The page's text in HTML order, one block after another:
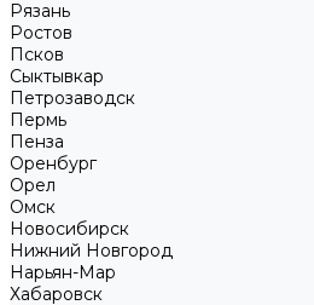
Рязань
Ростов
Псков
Сыктывкар
Петрозаводск
Пермь
Пенза
Оренбург
Орел
Омск
Новосибирск
Нижний Новгород
Нарьян-Мар
Хабаровск